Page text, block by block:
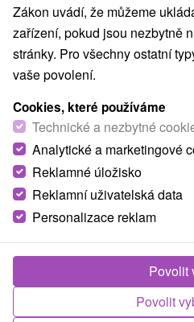
Zákon uvádí, že můžeme
zařízení, pokud jsou nezbytně
stránky. Pro všechny ostatní
vaše povolení.
Cookies, které používáme
Technické a nezbytné
Analytické a marketingové
Reklamné úložisko
Reklamní uživatelská data
Personalizace reklam
Povolit
Povolit